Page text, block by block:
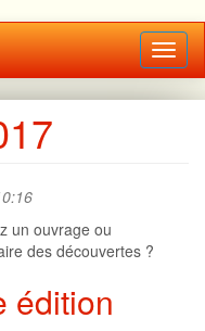
un ouvrage ou
des découvertes ?
édition